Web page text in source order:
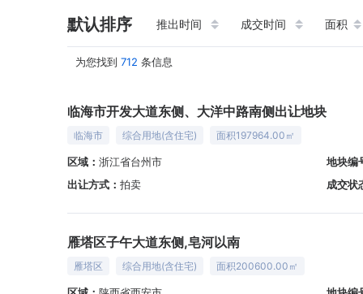
默认排序 推出时间 成交时间 面积
为您找到 712 条信息
临海市开发大道东侧、大洋中路南侧出让地块
临海市 综合用地(含住宅) 面积197964.00㎡
区域： 浙江省台州市
地块编
出让方式： 拍卖 成交状
雁塔区子午大道东侧,皂河以南
雁塔区 综合用地(含住宅) 面积200600.00㎡